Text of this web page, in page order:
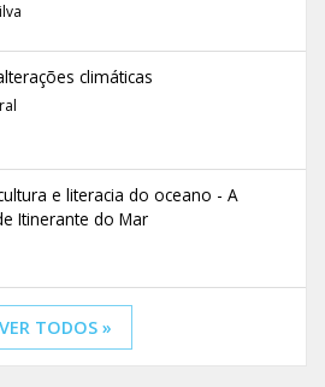
climáticas
e literacia do oceano - A
Itinerante do Mar
VER TODOS »